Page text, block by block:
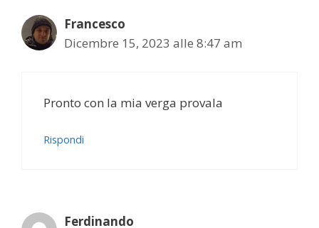
Francesco
Dicembre 15, 2023 alle 8:47 am
Pronto con la mia verga provala
Rispondi
Ferdinando